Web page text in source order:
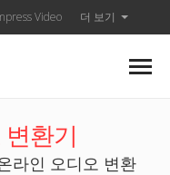
Video 더 보기
변환기
라인 오디오 변환